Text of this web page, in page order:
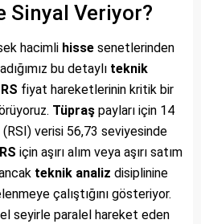
Sinyal Veriyor?
hacimli hisse senetlerinden
bu detaylı teknik
fiyat hareketlerinin kritik bir
Tüpraş payları için 14
verisi 56,73 seviyesinde
için aşırı alım veya aşırı satım
teknik analiz disiplinine
çalıştığını gösteriyor.
seyirle paralel hareket eden